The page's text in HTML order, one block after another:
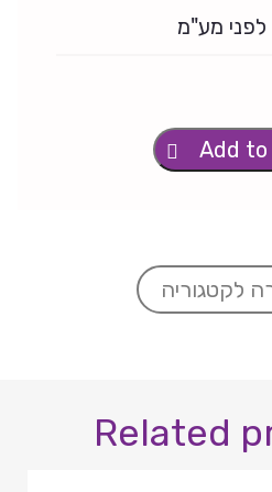
לפני מע"מ
Add
לקטגוריה
Related